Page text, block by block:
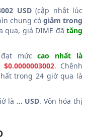
USD(cập nhật lúc
chung có giảm trong
qua, giá DIME đãtăng
đạt mứccao nhất là
. Chênh
trong 24 giờ qua là
là ... USD. Vốn hóa thị